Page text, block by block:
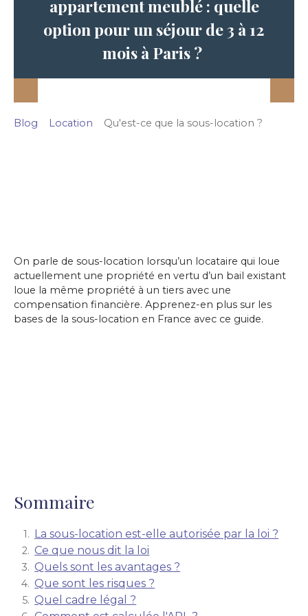
appartement meublé : quelle
option pour un séjour de 3 à 12
mois à Paris ?
Blog Location Qu'est-ce que la sous-location ?
On parle de sous-location lorsqu’un locataire qui loue
actuellement une propriété en vertu d’un bail existant
loue la même propriété à un tiers avec une
compensation financière. Apprenez-en plus sur les
bases de la sous-location en France avec ce guide.
Sommaire
La sous-location est-elle autorisée par la loi ?
Ce que nous dit la loi
Quels sont les avantages ?
Que sont les risques ?
Quel cadre légal ?